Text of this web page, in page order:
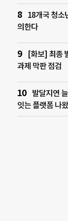
18개국 청소
의한다
[화보] 최종
과제 막판 점검
발달지연
잇는 플랫폼 나